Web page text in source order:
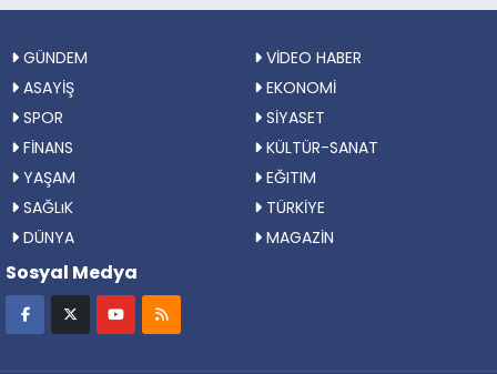
GÜNDEM
VİDEO HABER
ASAYİŞ
EKONOMİ
SPOR
SİYASET
FİNANS
KÜLTÜR-SANAT
YAŞAM
EĞITIM
SAĞLıK
TÜRKİYE
DÜNYA
MAGAZİN
Sosyal Medya